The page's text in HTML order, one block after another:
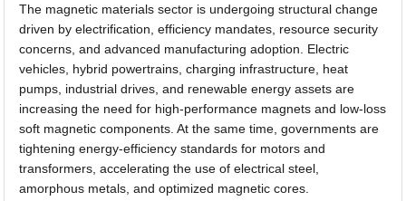
The magnetic materials sector is undergoing structural change
driven by electrification, efficiency mandates, resource security
concerns, and advanced manufacturing adoption. Electric
vehicles, hybrid powertrains, charging infrastructure, heat
pumps, industrial drives, and renewable energy assets are
increasing the need for high-performance magnets and low-loss
soft magnetic components. At the same time, governments are
tightening energy-efficiency standards for motors and
transformers, accelerating the use of electrical steel,
amorphous metals, and optimized magnetic cores.